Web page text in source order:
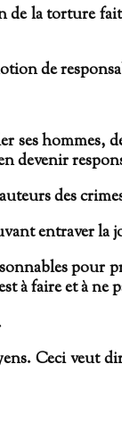
de la torture
de
hommes,
devenir
des
entraver la
à faire et à ne
Ceci veut